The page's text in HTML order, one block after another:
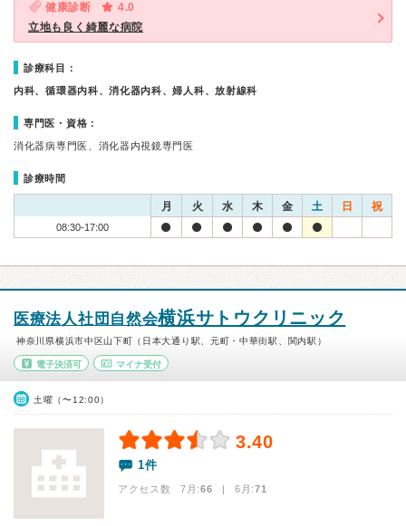
健康診断
4.0
立地も良く綺麗な病院
診療科目：
内科、循環器内科、消化器内科、婦人科、放射線科
専門医・資格：
消化器病専門医、消化器内視鏡専門医
診療時間
月 火 水 木 金 土 日 祝
08:30-17:00
医療法人社団自然会横浜サトウクリニック
神奈川県横浜市中区山下町（日本大通り駅、元町・中華街駅、関内駅）
電子決済可 マイナ受付
土曜（〜12:00）
3.40
1件
アクセス数 7月:66 | 6月:71